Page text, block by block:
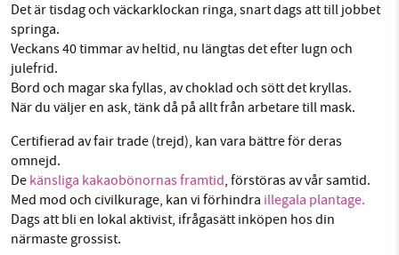
Facebook Instagram BlueSky
LinkedIn
Det är tisdag och väckarklockan ringa, snart dags att till jobbet
springa.
Veckans 40 timmar av heltid, nu längtas det efter lugn och
julefrid.
Bord och magar ska fyllas, av choklad och sött det kryllas.
När du väljer en ask, tänk då på allt från arbetare till mask.
Certifierad av fair trade (trejd), kan vara bättre för deras
omnejd.
De känsliga kakaobönornas framtid, förstöras av vår samtid.
Med mod och civilkurage, kan vi förhindra illegala plantage.
Dags att bli en lokal aktivist, ifrågasätt inköpen hos din
närmaste grossist.
SMB kämpar för en hållbar framtid. Sedan
starten 2010 har vår ideella redaktion drivit
miljödebatten framåt genom
nyhetsbevakning och granskningar. Nu vill vi
utveckla vårt arbete – och vi hoppas att du
vill hjälpa oss.
Stötta vårt arbete genom att swisha en slant till